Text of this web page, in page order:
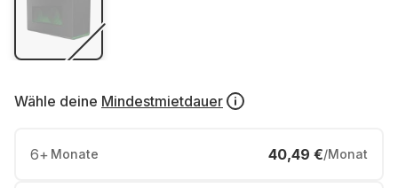
Wähle deine Mindestmietdauer
6+ Monate 40,49 €/Monat